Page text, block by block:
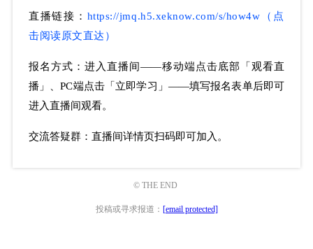
直播链接 ： https://jmq.h5.xeknow.com/s/how4w（点
击阅读原文直达）
报名方式 ：进入直播间——移动端点击底部「观看直
播」、PC端点击「立即学习」——填写报名表单后即可
进入直播间观看。
交流答疑群： 直播间详情页扫码即可加入。
© THE END
投稿或寻求报道： [email protected]